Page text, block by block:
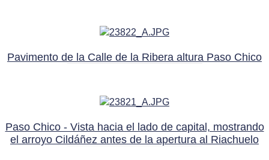
Pavimento de la Calle de la Ribera altura Paso Chico
Paso Chico - Vista hacia el lado de capital, mostrando
el arroyo Cildáñez antes de la apertura al Riachuelo